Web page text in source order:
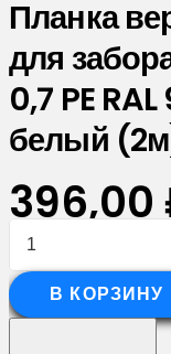
Планка
для
0,7 PE
белый
396,00
Количество
Планка
вертикальная
В КОРЗИНУ